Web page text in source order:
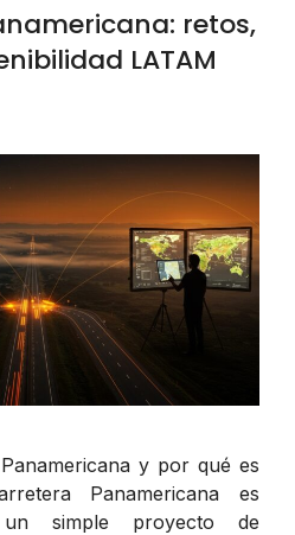
retos,
LATAM
y por qué es
Panamericana es
simple proyecto de